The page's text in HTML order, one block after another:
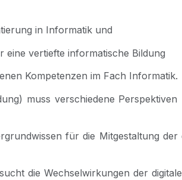
in Infor­ma­tik und
ver­tief­te infor­ma­ti­sche Bildung
Kom­pe­ten­zen im Fach Informatik.
muss ver­schie­de­ne
für die Mit­ge­stal­tung
die Wech­sel­wir­kun­gen der